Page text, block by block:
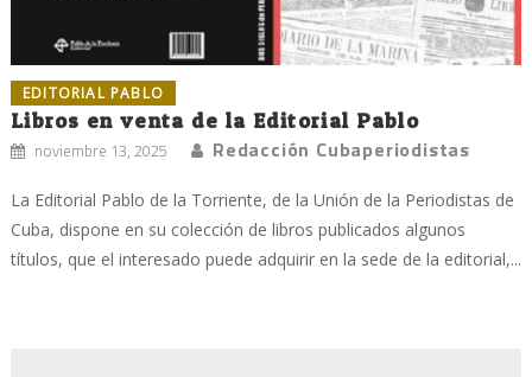
EDITORIAL PABLO
Libros en venta de la Editorial Pablo
noviembre 13, 2025 Redacción Cubaperiodistas
La Editorial Pablo de la Torriente, de la Unión de la Periodistas de
Cuba, dispone en su colección de libros publicados algunos
títulos, que el interesado puede adquirir en la sede de la editorial,...